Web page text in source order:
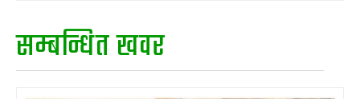
सम्बन्धित खवर